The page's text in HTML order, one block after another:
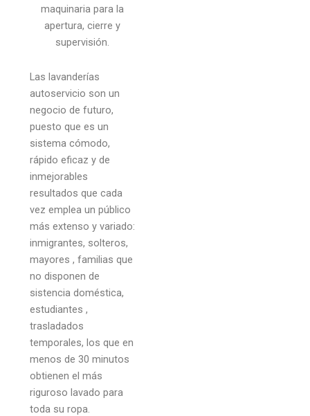
maquinaria para la
apertura, cierre y
supervisión.
Las lavanderías
autoservicio son un
negocio de futuro,
puesto que es un
sistema cómodo,
rápido eficaz y de
inmejorables
resultados que cada
vez emplea un público
más extenso y variado:
inmigrantes, solteros,
mayores , familias que
no disponen de
sistencia doméstica,
estudiantes ,
trasladados
temporales, los que en
menos de 30 minutos
obtienen el más
riguroso lavado para
toda su ropa.